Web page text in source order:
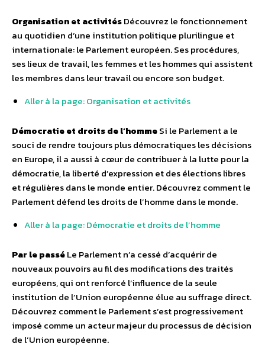
Organisation et activitésDécouvrez le fonctionnement
au quotidien d’une institution politique plurilingue et
internationale: le Parlement européen. Ses procédures,
ses lieux de travail, les femmes et les hommes qui assistent
les membres dans leur travail ou encore son budget.
Aller à la page: Organisation et activités
Démocratie et droits de l’hommeSi le Parlement a le
souci de rendre toujours plus démocratiques les décisions
en Europe, il a aussi à cœur de contribuer à la lutte pour la
démocratie, la liberté d’expression et des élections libres
et régulières dans le monde entier. Découvrez comment le
Parlement défend les droits de l’homme dans le monde.
Aller à la page: Démocratie et droits de l’homme
Par le passéLe Parlement n’a cessé d’acquérir de
nouveaux pouvoirs au fil des modifications des traités
européens, qui ont renforcé l’influence de la seule
institution de l’Union européenne élue au suffrage direct.
Découvrez comment le Parlement s’est progressivement
imposé comme un acteur majeur du processus de décision
de l’Union européenne.